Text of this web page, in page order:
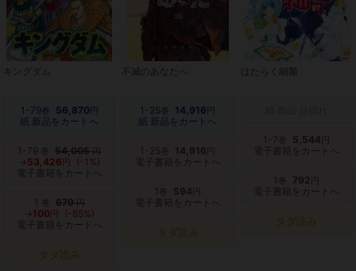
キングダム
1-79巻 56,870 円
紙 新品をカートへ
1-79 巻 54,005円
53,426 円
(-1%)
電子書籍をカートへ
1 巻 679円
100 円
(-85%)
電子書籍をカートへ
タダ読み
不滅のあなたへ
1-25巻 14,916 円
紙 新品をカートへ
1-25 巻 14,916
電子書籍をカートへ
1 巻 594
電子書籍をカートへ
タダ読み
はたらく細菌
1-7 巻 5,544
電子書籍をカートへ
1 巻 792
電子書籍をカートへ
タダ読み